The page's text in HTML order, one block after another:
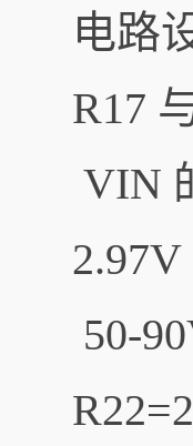
电路
R17
VIN
50-